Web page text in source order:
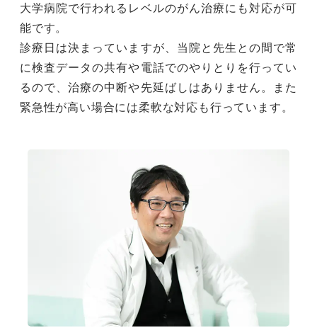
大学病院で行われるレベルのがん治療にも対応が可
能です。
診療日は決まっていますが、当院と先生との間で常
に検査データの共有や電話でのやりとりを行ってい
るので、治療の中断や先延ばしはありません。また
緊急性が高い場合には柔軟な対応も行っています。